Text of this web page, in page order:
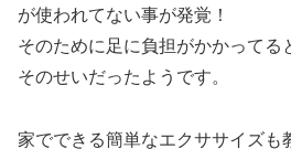
が使われてない事が発覚！
そのために足に負担がかかってる
そのせいだったようです。
家でできる簡単なエクササイズも